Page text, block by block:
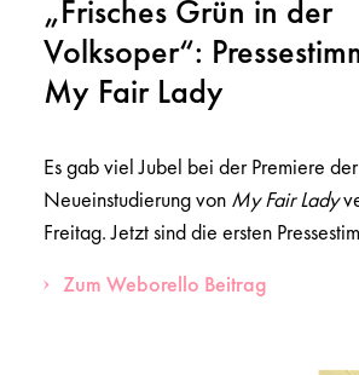
„Frisches Grün in der
Volksoper“:
My Fair Lady
Es gab viel Jubel bei der Premiere der
Neueinstudierung von My Fair Lady
Freitag. Jetzt sind die ersten
Zum Weborello Beitrag